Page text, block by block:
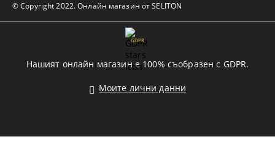
© Copyright 2022. Онлайн магазин от SELITON
GDPR
Нашият онлайн магазин е 100% съобразен с GDPR.
Моите лични данни